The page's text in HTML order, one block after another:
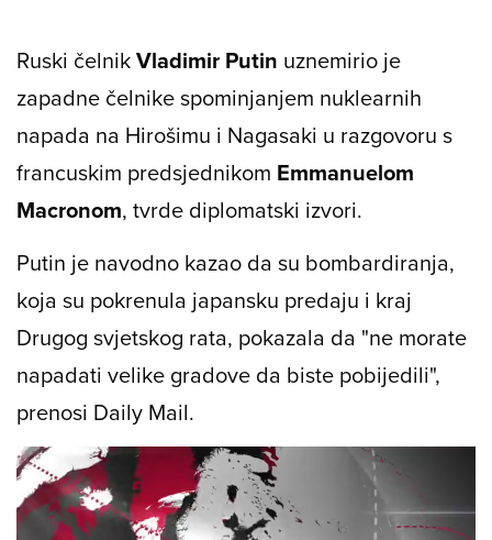
Ruski čelnikVladimir Putin uznemirio je
zapadne čelnike spominjanjem nuklearnih
napada na Hirošimu i Nagasaki u razgovoru s
francuskim predsjednikom Emmanuelom
Macronom, tvrde diplomatski izvori.
Putin je navodno kazao da su bombardiranja,
koja su pokrenula japansku predaju i kraj
Drugog svjetskog rata, pokazala da "ne morate
napadati velike gradove da biste pobijedili",
prenosi Daily Mail.